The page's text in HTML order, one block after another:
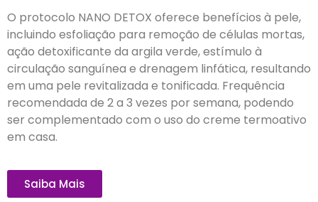
O protocolo NANO DETOX oferece benefícios à pele,
incluindo esfoliação para remoção de células mortas,
ação detoxificante da argila verde, estímulo à
circulação sanguínea e drenagem linfática, resultando
em uma pele revitalizada e tonificada. Frequência
recomendada de 2 a 3 vezes por semana, podendo
ser complementado com o uso do creme termoativo
em casa.
Saiba Mais